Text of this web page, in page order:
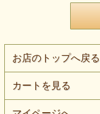
お店のトップへ戻る
カートを見る